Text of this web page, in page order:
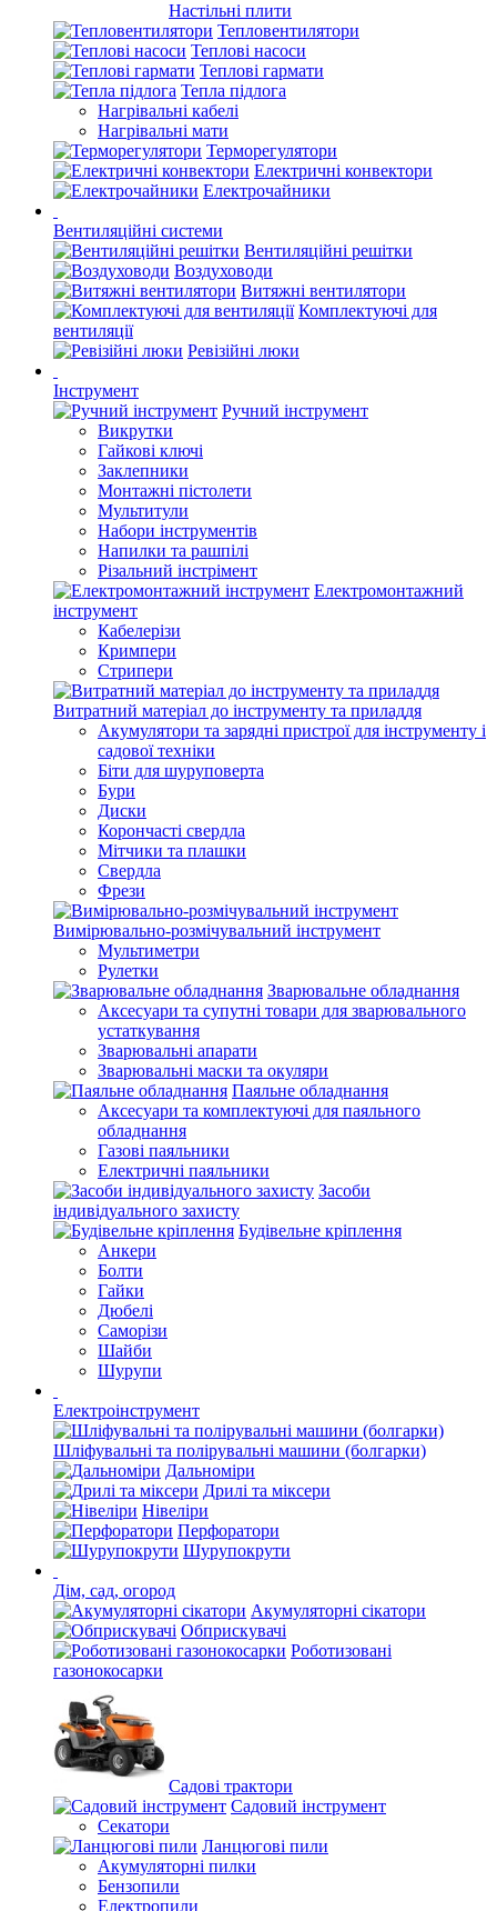
Настільні плити
Тепловентилятори
Теплові насоси
Теплові гармати
Тепла підлога
Нагрівальні кабелі
Нагрівальні мати
Терморегулятори
Електричні конвектори
Електрочайники
Вентиляційні системи
Вентиляційні решітки
Воздуховоди
Витяжні вентилятори
Комплектуючі для
вентиляції
Ревізійні люки
Інструмент
Ручний інструмент
Викрутки
Гайкові ключі
Заклепники
Монтажні пістолети
Мультитули
Набори інструментів
Напилки та рашпілі
Різальний інстрімент
Електромонтажний
інструмент
Кабелерізи
Кримпери
Стрипери
Витратний матеріал до інструменту та приладдя
Акумулятори та зарядні пристрої для інструменту і
садової техніки
Біти для шуруповерта
Бури
Диски
Корончасті свердла
Мітчики та плашки
Свердла
Фрези
Вимірювально-розмічувальний інструмент
Мультиметри
Рулетки
Зварювальне обладнання
Аксесуари та супутні товари для зварювального
устаткування
Зварювальні апарати
Зварювальні маски та окуляри
Паяльне обладнання
Аксесуари та комплектуючі для паяльного
обладнання
Газові паяльники
Електричні паяльники
Засоби
індивідуального захисту
Будівельне кріплення
Анкери
Болти
Гайки
Дюбелі
Саморізи
Шайби
Шурупи
Електроінструмент
Шліфувальні та полірувальні машини (болгарки)
Дальноміри
Дрилі та міксери
Нівеліри
Перфоратори
Шурупокрути
Дім, сад, огород
Акумуляторні сікатори
Обприскувачі
Роботизовані
газонокосарки
Садові трактори
Садовий інструмент
Секатори
Ланцюгові пили
Акумуляторні пилки
Бензопили
Електропили